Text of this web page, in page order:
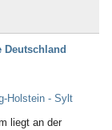
Deutschland
Holstein - Sylt
liegt an der